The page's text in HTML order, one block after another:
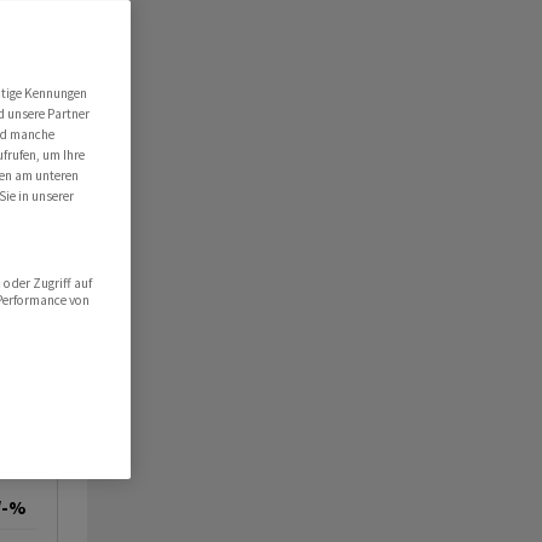
%
Kennungen
unsere Partner
manche
um Ihre
am unteren
in unserer
oder Zugriff auf
von